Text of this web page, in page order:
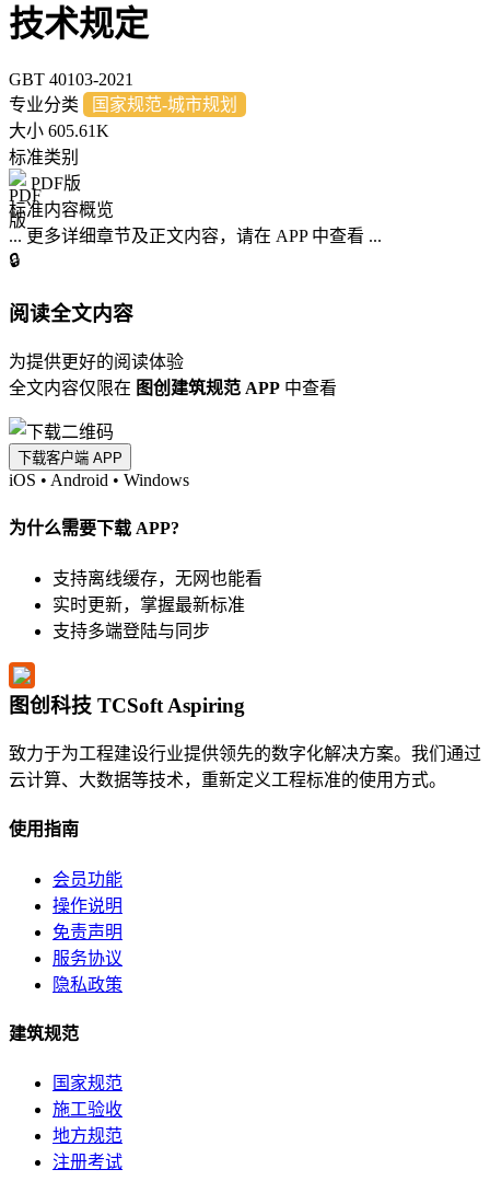
技术规定
GBT 40103-2021
专业分类
国家规范-城市规划
大小 605.61K
标准类别
PDF版
标准内容概览
... 更多详细章节及正文内容，请在 APP 中查看 ...
🔒
阅读全文内容
为提供更好的阅读体验
全文内容仅限在 图创建筑规范 APP 中查看
下载客户端 APP
iOS • Android • Windows
为什么需要下载 APP?
支持离线缓存，无网也能看
实时更新，掌握最新标准
支持多端登陆与同步
图创科技 TCSoft Aspiring
致力于为工程建设行业提供领先的数字化解决方案。我们通过
云计算、大数据等技术，重新定义工程标准的使用方式。
使用指南
会员功能
操作说明
免责声明
服务协议
隐私政策
建筑规范
国家规范
施工验收
地方规范
注册考试